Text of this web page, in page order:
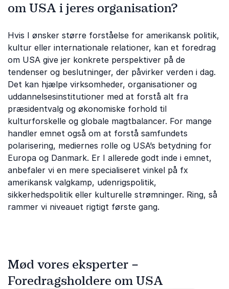
om USA i jeres organisation?
Hvis I ønsker større forståelse for amerikansk politik,
kultur eller internationale relationer, kan et foredrag
om USA give jer konkrete perspektiver på de
tendenser og beslutninger, der påvirker verden i dag.
Det kan hjælpe virksomheder, organisationer og
uddannelsesinstitutioner med at forstå alt fra
præsidentvalg og økonomiske forhold til
kulturforskelle og globale magtbalancer. For mange
handler emnet også om at forstå samfundets
polarisering, mediernes rolle og USA’s betydning for
Europa og Danmark. Er I allerede godt inde i emnet,
anbefaler vi en mere specialiseret vinkel på fx
amerikansk valgkamp, udenrigspolitik,
sikkerhedspolitik eller kulturelle strømninger. Ring, så
rammer vi niveauet rigtigt første gang.
Mød vores eksperter –
Foredragsholdere om USA